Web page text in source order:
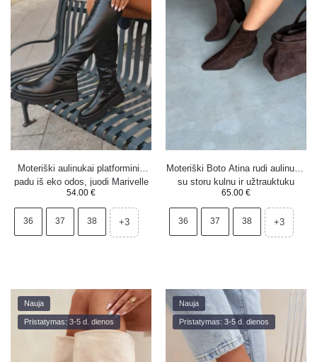
Moteriški aulinukai platforminiu
padu iš eko odos, juodi Marivelle
54.00 €
36 37 38 +3
Moteriški Boto Atina rudi aulinukai
su storu kulnu ir užtrauktuku
65.00 €
36 37 38 +3
Nauja
Pristatymas: 3-5 d. dienos
Nauja
Pristatymas: 3-5 d. dienos